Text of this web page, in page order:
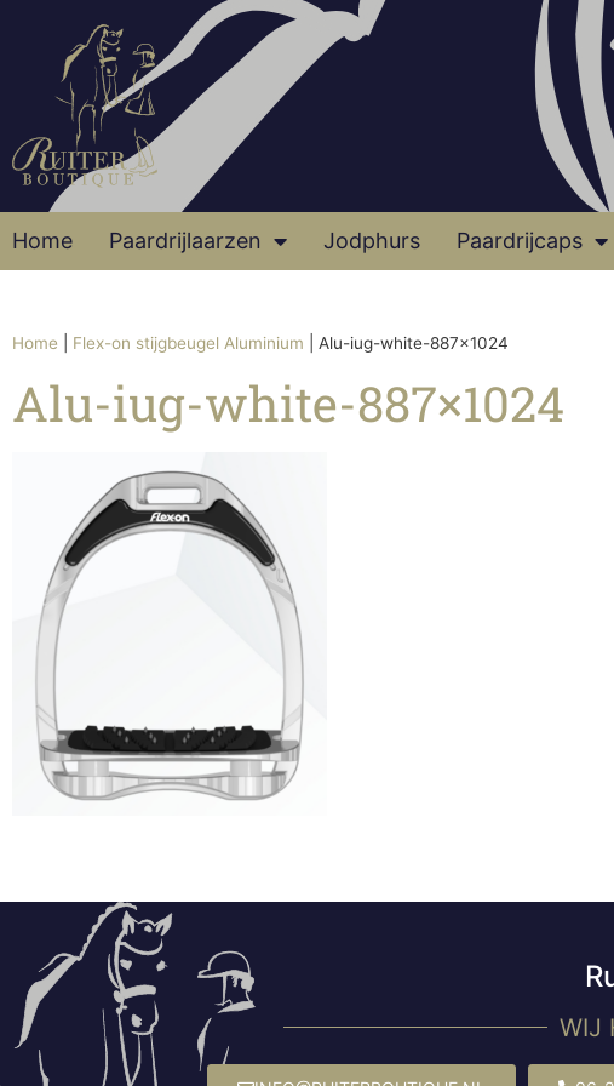
Home Paardrijlaarzen Jodphurs Paardrijcaps
Home Flex-on stijgbeugel Aluminium Alu-iug-white-887×1024
Alu-iug-white-887×1024
WIJ